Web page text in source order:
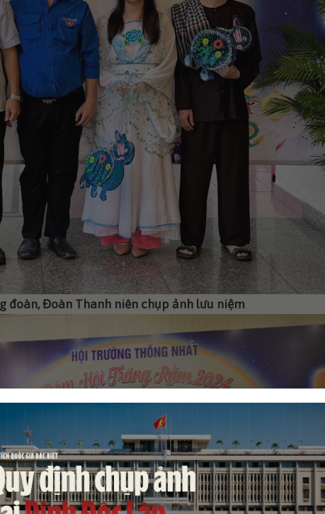
đoàn, Đoàn Thanh niên chụp ảnh lưu niệm